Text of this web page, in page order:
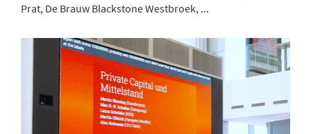
Prat, De Brauw Blackstone Westbroek, ...